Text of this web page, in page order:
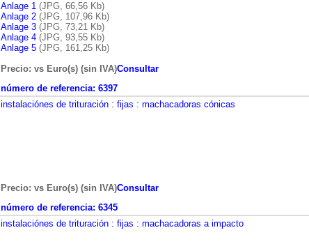
Anlage 1 (JPG, 66,56 Kb)
Anlage 2 (JPG, 107,96 Kb)
Anlage 3 (JPG, 73,21 Kb)
Anlage 4 (JPG, 93,55 Kb)
Anlage 5 (JPG, 161,25 Kb)
Precio: vs Euro(s) (sin IVA)Consultar
número de referencia: 6397
instalaciónes de trituración : fijas : machacadoras cónicas
Precio: vs Euro(s) (sin IVA)Consultar
número de referencia: 6345
instalaciónes de trituración : fijas : machacadoras a impacto